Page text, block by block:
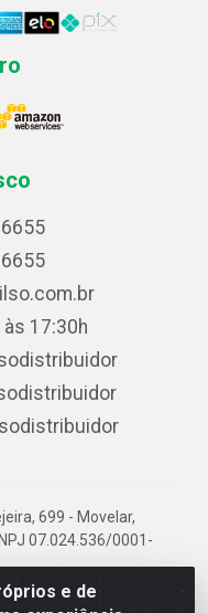
e de
às 17:30h
699 - Movelar,
07.024.536/0001-